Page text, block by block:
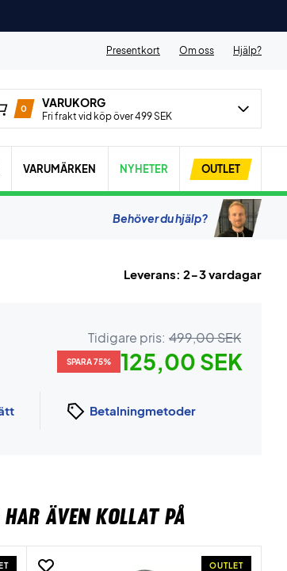
Presentkort Om oss Hjälp?
0 VARUKORG
Fri frakt vid köp över 499 SEK
VARUMÄRKEN NYHETER OUTLET
Behöver du hjälp?
Leverans: 2-3 vardagar
Tidigare pris: 499,00 SEK
SPARA 75% 125,00 SEK
Betalningmetoder
ÄVEN KOLLAT PÅ
OUTLET